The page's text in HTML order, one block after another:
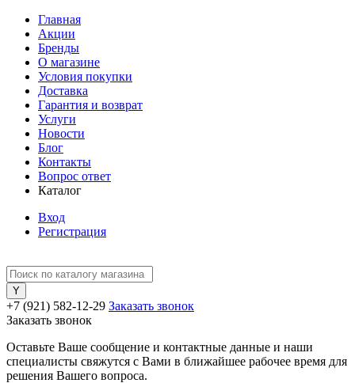
Главная
Акции
Бренды
О магазине
Условия покупки
Доставка
Гарантия и возврат
Услуги
Новости
Блог
Контакты
Вопрос ответ
Каталог
Вход
Регистрация
+7 (921) 582-12-29 Заказать звонок
Заказать звонок
Оставьте Ваше сообщение и контактные данные и наши
специалисты свяжутся с Вами в ближайшее рабочее время для
решения Вашего вопроса.